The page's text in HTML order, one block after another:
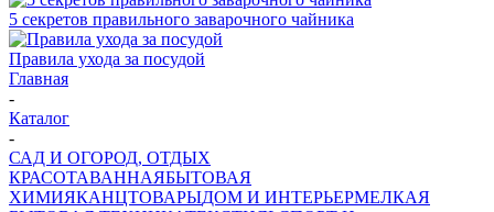
5 секретов правильного заварочного чайника
Правила ухода за посудой
Главная
-
Каталог
-
САД И ОГОРОД, ОТДЫХ
КРАСОТАВАННАЯБЫТОВАЯ
ХИМИЯКАНЦТОВАРЫДОМ И ИНТЕРЬЕРМЕЛКАЯ